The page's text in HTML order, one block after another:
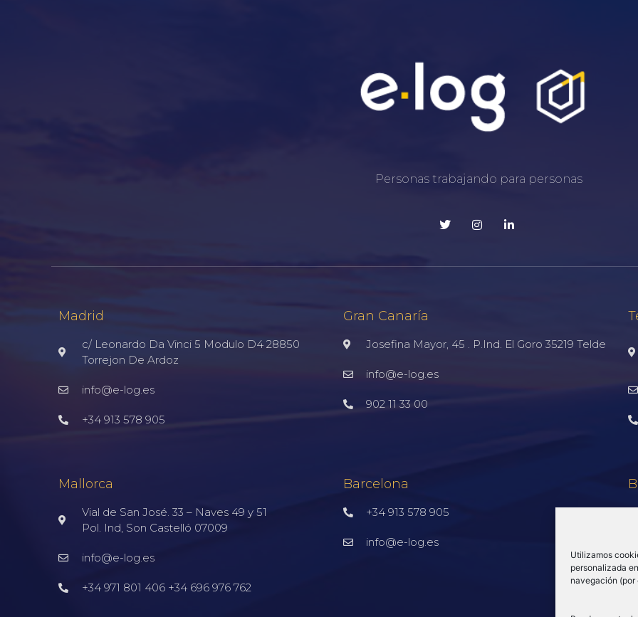
Utilizamos
personalizada
navegación (por
Personas trabajando para personas
Madrid
c/ Leonardo Da Vinci 5 Modulo D4 28850
Torrejon De Ardoz
info@e-log.es
+34 913 578 905
Gran Canaría
Josefina Mayor, 45 . P.Ind. El Goro 35219 Telde
info@e-log.es
902 11 33 00
Mallorca
Vial de San José. 33 – Naves 49 y 51
Pol. Ind, Son Castelló 07009
info@e-log.es
+34 971 801 406 +34 696 976 762
Barcelona
+34 913 578 905
info@e-log.es